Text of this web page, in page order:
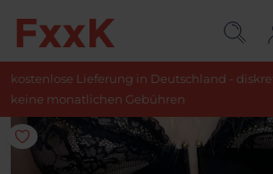
kostenlose Lieferung in Deutschland -
keine monatlichen Gebühren